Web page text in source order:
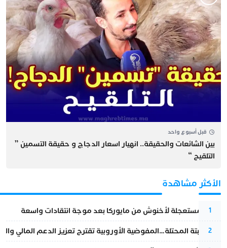
قبل أسبوع واحد
بين الشائعات والحقيقة.. انهيار اسعار الدجاج و حقيقة التسمين ”
التلقيح “
الأكثر مشاهدة
1
عودة مستعجلة لأخنوش من مايوركا بعد موجة انتقادات واسعة
2
أزمة سبتة المحتلة…المفوضية الأوروبية تقترح تعزيز الدعم المالي